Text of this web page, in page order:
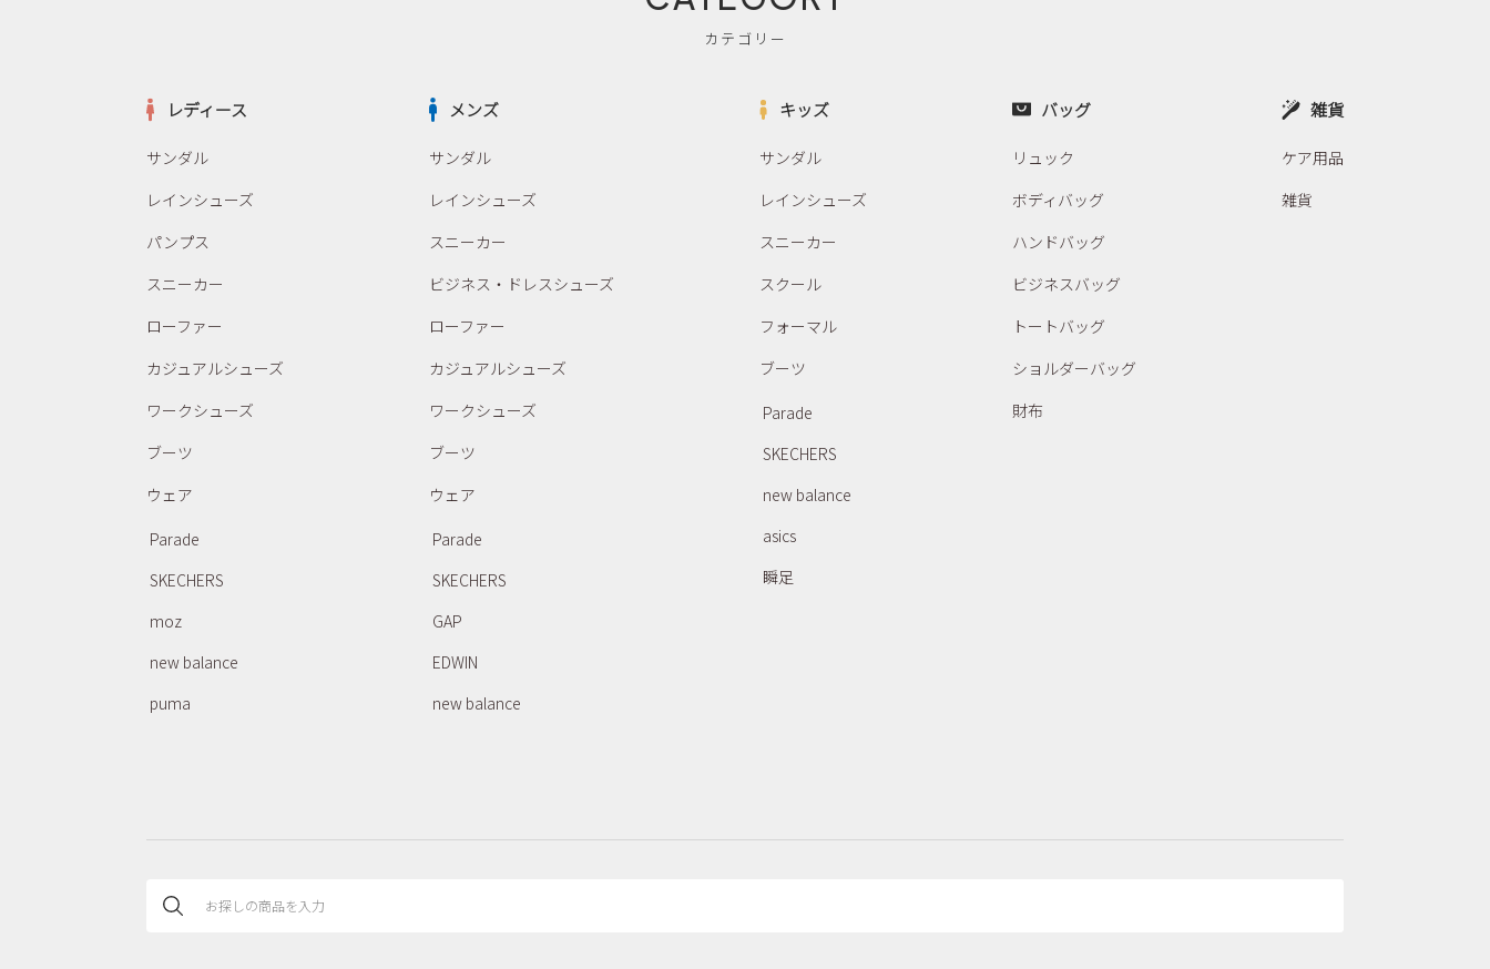
カテゴリー
レディース
サンダル
レインシューズ
パンプス
スニーカー
ローファー
カジュアルシューズ
ワークシューズ
ブーツ
ウェア
Parade
SKECHERS
moz
new balance
puma
メンズ
サンダル
レインシューズ
スニーカー
ビジネス・ドレスシューズ
ローファー
カジュアルシューズ
ワークシューズ
ブーツ
ウェア
Parade
SKECHERS
GAP
EDWIN
new balance
キッズ
サンダル
レインシューズ
スニーカー
スクール
フォーマル
ブーツ
Parade
SKECHERS
new balance
asics
瞬足
バッグ
リュック
ボディバッグ
ハンドバッグ
ビジネスバッグ
トートバッグ
ショルダーバッグ
財布
雑貨
ケア用品
雑貨